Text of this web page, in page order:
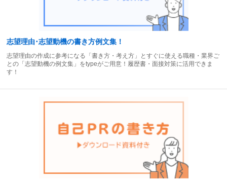
志望理由･志望動機の書き方例文集！
志望理由の作成に参考になる「書き方・考え方」とすぐに使える職種・業界ご
との「志望動機の例文集」をtypeがご用意！履歴書・面接対策に活用できま
す！